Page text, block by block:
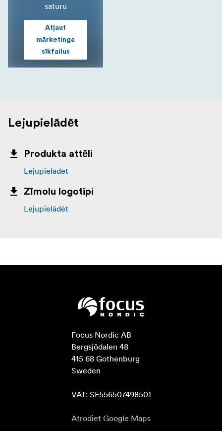
saturu
Atļaut
mārketinga
sīkfailus
Lejupielādēt
Produkta attēli
Lejupielādēt
Zīmolu logotipi
Lejupielādēt
Focus Nordic AB
Bergsjödalen 48
415 68 Gothenburg
Sweden
VAT: SE556507498501
Atrodiet Google Maps